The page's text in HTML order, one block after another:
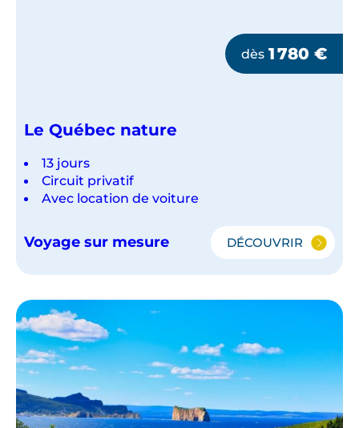
dès 1 780 €
Le Québec nature
13 jours
Circuit privatif
Avec location de voiture
Voyage sur mesure DÉCOUVRIR
LE